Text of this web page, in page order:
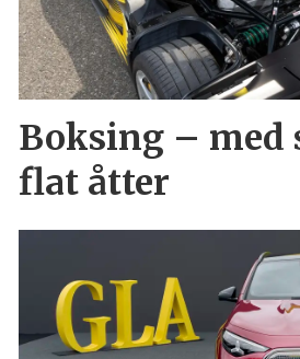
Boksing – med
flat åtter